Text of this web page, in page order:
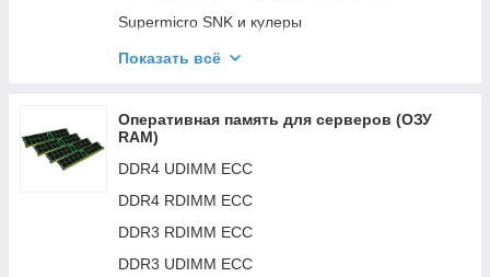
Supermicro SNK и кулеры
Dell опции для процессора
Fujitsu опции для процессора
Показать всё
Оперативная память для серверов (ОЗУ
RAM)
DDR4 UDIMM ECC
DDR4 RDIMM ECC
DDR3 RDIMM ECC
DDR3 UDIMM ECC